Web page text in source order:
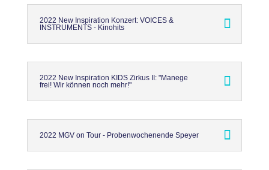
2022 New Inspiration Konzert: VOICES &
INSTRUMENTS - Kinohits
2022 New Inspiration KIDS Zirkus II: "Manege
frei! Wir können noch mehr!"
2022 MGV on Tour - Probenwochenende Speyer